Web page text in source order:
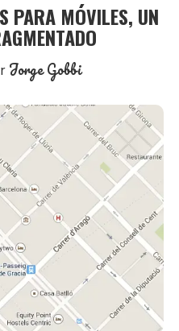
PARA MÓVILES, UN
Jorge Gobbi